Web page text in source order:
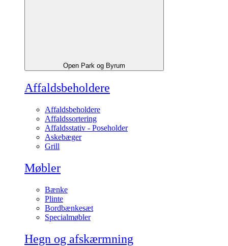
Open Park og Byrum
Affaldsbeholdere
Affaldsbeholdere
Affaldssortering
Affaldsstativ - Poseholder
Askebæger
Grill
Møbler
Bænke
Plinte
Bordbænkesæt
Specialmøbler
Hegn og afskærmning